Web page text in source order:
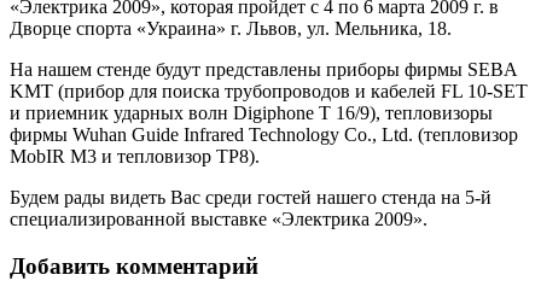
«Электрика 2009», которая пройдет с 4 по 6 марта 2009 г. в
Дворце спорта «Украина» г. Львов, ул. Мельника, 18.
На нашем стенде будут представлены приборы фирмы SEBА
KMT (прибор для поиска трубопроводов и кабелей FL 10-SET
и приемник ударных волн Digiphone Т 16/9), тепловизоры
фирмы Wuhan Guide Infrared Technology Co., Ltd. (тепловизор
MobIR M3 и тепловизор ТР8).
Будем рады видеть Вас среди гостей нашего стенда на 5-й
специализированной выставке «Электрика 2009».
Добавить комментарий